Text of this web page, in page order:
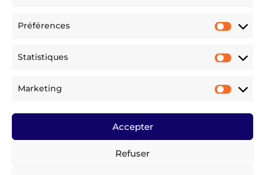
Préférences
Statistiques
Marketing
Accepter
Refuser
2024 Cargo Family – Tous droits réservés